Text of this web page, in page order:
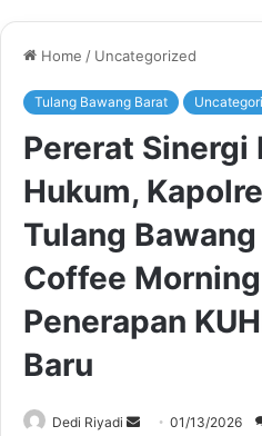
Home / Uncategorized
Tulang Bawang Barat
Pererat Sinergi
Hukum,
Tulang
Coffee
Penerapan
Baru
Dedi Riyadi
Send01/13/2026